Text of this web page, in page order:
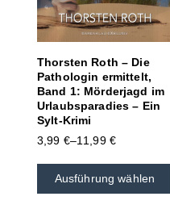
Thorsten Roth – Die
Pathologin ermittelt,
Band 1: Mörderjagd im
Urlaubsparadies – Ein
Sylt-Krimi
3,99 €–11,99 €
Ausführung wählen